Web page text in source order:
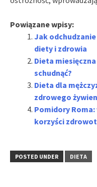
Powiązane wpisy:
Jak
diety i zdrowia
Dieta
schudnąć?
Dieta dla
zdrowego
Pomidory
korzyści
POSTED UNDER DIETA